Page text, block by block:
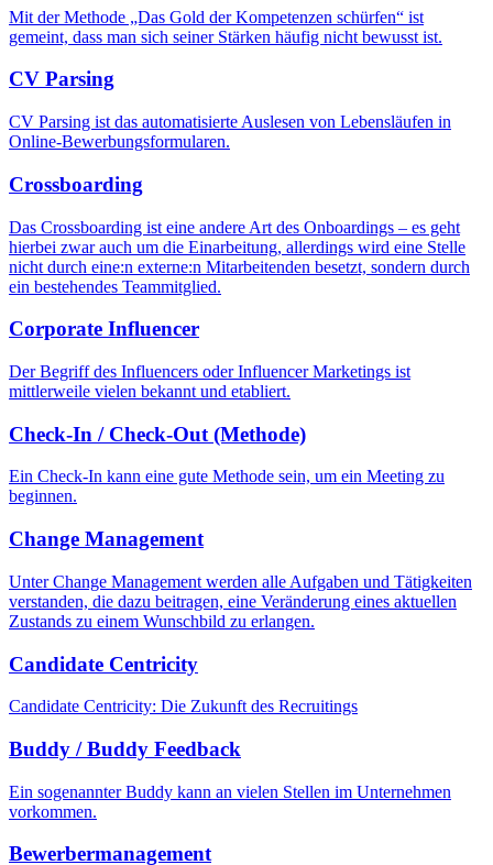
Mit der Methode „Das Gold der Kompetenzen schürfen“ ist
gemeint, dass man sich seiner Stärken häufig nicht bewusst ist.
CV Parsing
CV Parsing ist das automatisierte Auslesen von Lebensläufen in
Online-Bewerbungsformularen.
Crossboarding
Das Crossboarding ist eine andere Art des Onboardings – es geht
hierbei zwar auch um die Einarbeitung, allerdings wird eine Stelle
nicht durch eine:n externe:n Mitarbeitenden besetzt, sondern durch
ein bestehendes Teammitglied.
Corporate Influencer
Der Begriff des Influencers oder Influencer Marketings ist
mittlerweile vielen bekannt und etabliert.
Check-In / Check-Out (Methode)
Ein Check-In kann eine gute Methode sein, um ein Meeting zu
beginnen.
Change Management
Unter Change Management werden alle Aufgaben und Tätigkeiten
verstanden, die dazu beitragen, eine Veränderung eines aktuellen
Zustands zu einem Wunschbild zu erlangen.
Candidate Centricity
Candidate Centricity: Die Zukunft des Recruitings
Buddy / Buddy Feedback
Ein sogenannter Buddy kann an vielen Stellen im Unternehmen
vorkommen.
Bewerbermanagement